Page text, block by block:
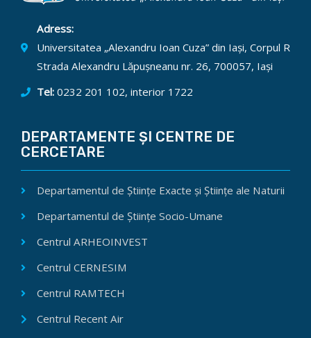
Adress:
Universitatea „Alexandru Ioan Cuza” din Iași, Corpul R
Strada Alexandru Lăpușneanu nr. 26, 700057, Iași
Tel:0232 201 102, interior 1722
DEPARTAMENTE ȘI CENTRE DE
CERCETARE
Departamentul de Științe Exacte și Științe ale Naturii
Departamentul de Științe Socio-Umane
Centrul ARHEOINVEST
Centrul CERNESIM
Centrul RAMTECH
Centrul Recent Air